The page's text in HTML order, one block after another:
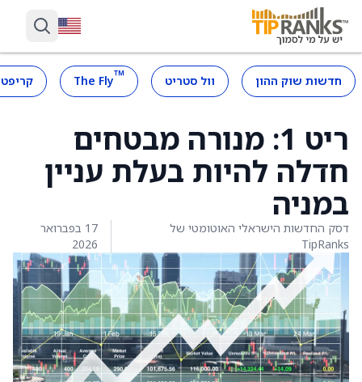
חדשות שוק ההון וול סטריט ™
The Fly
ריט 1: מנורה מבטחים
חדלה להיות בעלת עניין
במניה
דסק החדשות הישראלי האוטומטי של
TipRanks
17 בפברואר
2026